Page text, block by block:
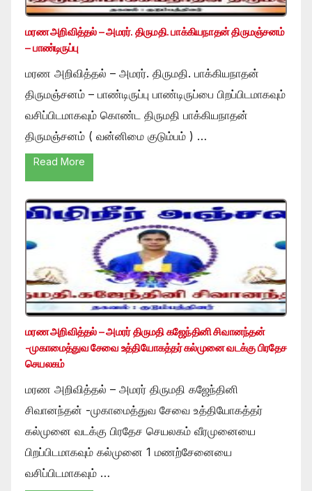
மரண அறிவித்தல் – அமரர். திருமதி. பாக்கியநாதன் திருமஞ்சனம்
– பாண்டிருப்பு
மரண அறிவித்தல் – அமரர். திருமதி. பாக்கியநாதன்
திருமஞ்சனம் – பாண்டிருப்பு பாண்டிருப்பை பிறப்பிடமாகவும்
வசிப்பிடமாகவும் கொண்ட திருமதி பாக்கியநாதன்
திருமஞ்சனம் ( வன்னிமை குடும்பம் ) …
Read More
மரண அறிவித்தல் – அமரர் திருமதி கஜேந்தினி சிவானந்தன்
-முகாமைத்துவ சேவை உத்தியோகத்தர் கல்முனை வடக்கு பிரதேச
செயலகம்
மரண அறிவித்தல் – அமரர் திருமதி கஜேந்தினி
சிவானந்தன் -முகாமைத்துவ சேவை உத்தியோகத்தர்
கல்முனை வடக்கு பிரதேச செயலகம் வீரமுனையை
பிறப்பிடமாகவும் கல்முனை 1 மணற்சேனையை
வசிப்பிடமாகவும் …